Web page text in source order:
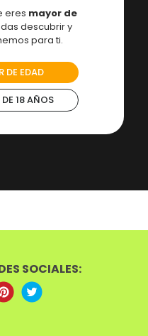
eres mayor de
descubrir y
para ti.
DE EDAD
18 AÑOS